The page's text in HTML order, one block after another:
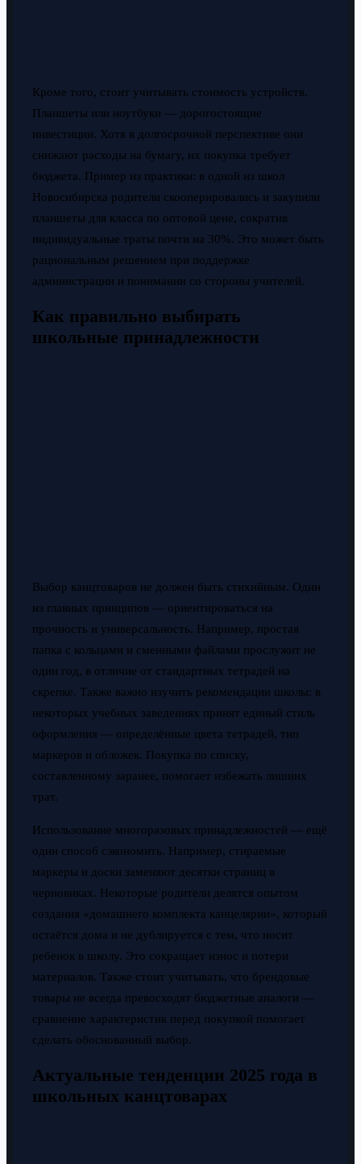
Кроме того, стоит учитывать стоимость устройств.
Планшеты или ноутбуки — дорогостоящие
инвестиции. Хотя в долгосрочной перспективе они
снижают расходы на бумагу, их покупка требует
бюджета. Пример из практики: в одной из школ
Новосибирска родители скооперировались и закупили
планшеты для класса по оптовой цене, сократив
индивидуальные траты почти на 30%. Это может быть
рациональным решением при поддержке
администрации и понимании со стороны учителей.
Как правильно выбирать
школьные принадлежности
Выбор канцтоваров не должен быть стихийным. Один
из главных принципов — ориентироваться на
прочность и универсальность. Например, простая
папка с кольцами и сменными файлами прослужит не
один год, в отличие от стандартных тетрадей на
скрепке. Также важно изучить рекомендации школы: в
некоторых учебных заведениях принят единый стиль
оформления — определённые цвета тетрадей, тип
маркеров и обложек. Покупка по списку,
составленному заранее, помогает избежать лишних
трат.
Использование многоразовых принадлежностей — ещё
один способ сэкономить. Например, стираемые
маркеры и доски заменяют десятки страниц в
черновиках. Некоторые родители делятся опытом
создания «домашнего комплекта канцелярии», который
остаётся дома и не дублируется с тем, что носит
ребенок в школу. Это сокращает износ и потери
материалов. Также стоит учитывать, что брендовые
товары не всегда превосходят бюджетные аналоги —
сравнение характеристик перед покупкой помогает
сделать обоснованный выбор.
Актуальные тенденции 2025 года в
школьных канцтоварах